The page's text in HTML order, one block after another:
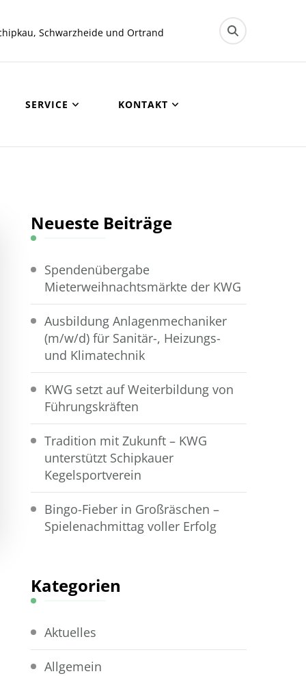
Schwarzheide und Ortrand
SERVICE KONTAKT
Neueste Beiträge
Spendenübergabe
Mieterweihnachtsmärkte der KWG
Ausbildung Anlagenmechaniker
(m/w/d) für Sanitär-, Heizungs-
und Klimatechnik
KWG setzt auf Weiterbildung von
Führungskräften
Tradition mit Zukunft – KWG
unterstützt Schipkauer
Kegelsportverein
Bingo-Fieber in Großräschen –
Spielenachmittag voller Erfolg
Kategorien
Aktuelles
Allgemein